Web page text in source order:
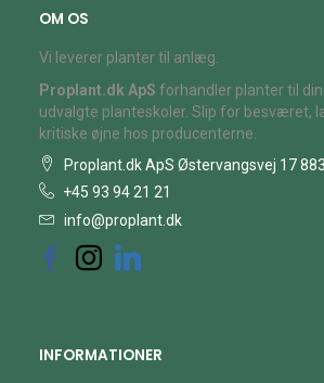
OM OS
Vi leverer planter til anlæg.
Proplant.dk ApS forhandler planter til
udvalgte planteskoler. Slip for besværet,
kritiske øjne hos producenterne.
Proplant.dk ApS Østervangsvej 17
+45 93 94 21 21
info@proplant.dk
INFORMATIONER